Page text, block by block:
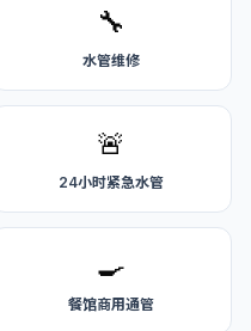
🔧
水管维修
🚨
24小时紧急水管
🍳
餐馆商用通管